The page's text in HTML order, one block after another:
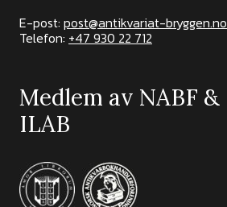
E-post: post@antikvariat-bryggen.no
Telefon: +47 930 22 712
Medlem av NABF &
ILAB